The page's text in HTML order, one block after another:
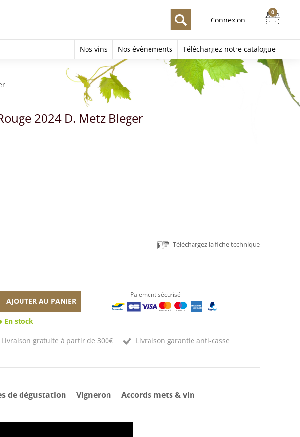
Connexion
Nos vins Nos évènements Téléchargez notre catalogue
2024 D. Metz Bleger
Téléchargez la fiche technique
AJOUTER AU PANIER
En stock
Paiement sécurisé
Livraison gratuite à partir de 300€ Livraison garantie anti-casse
de dégustation Vigneron Accords mets & vin